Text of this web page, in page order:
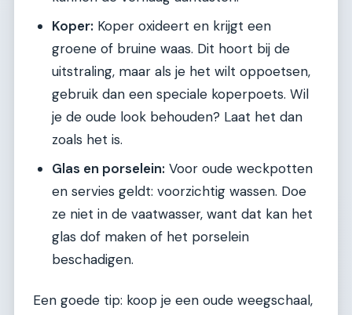
Koper: Koper oxideert en krijgt een
groene of bruine waas. Dit hoort bij de
uitstraling, maar als je het wilt oppoetsen,
gebruik dan een speciale koperpoets. Wil
je de oude look behouden? Laat het dan
zoals het is.
Glas en porselein: Voor oude weckpotten
en servies geldt: voorzichtig wassen. Doe
ze niet in de vaatwasser, want dat kan het
glas dof maken of het porselein
beschadigen.
Een goede tip: koop je een oude weegschaal,